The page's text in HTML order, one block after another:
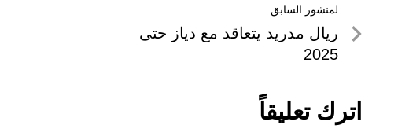
تصفّح
المقالات
لمنشور السابق
لمنشور
السابق
ريال مدريد يتعاقد مع دياز حتى
2025
اترك تعليقاً